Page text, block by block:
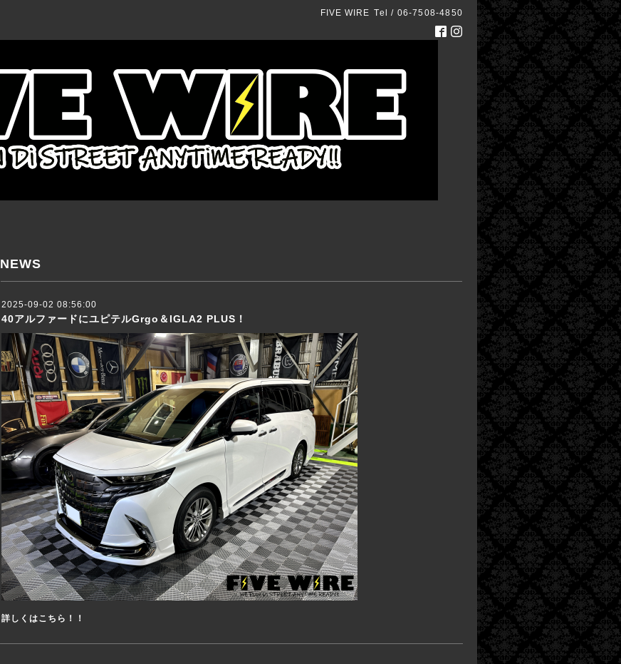
FIVE WIRE Tel / 06-7508-4850
NEWS
2025-09-02 08:56:00
40アルファードにユピテルGrgo＆IGLA2 PLUS！
詳しくはこちら！！